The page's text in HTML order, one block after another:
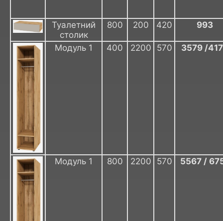
Туалетний
столик
800 200 420 993
Модуль 1 400 2200 570 3579 /
Модуль 1 800 2200 570 5567 /